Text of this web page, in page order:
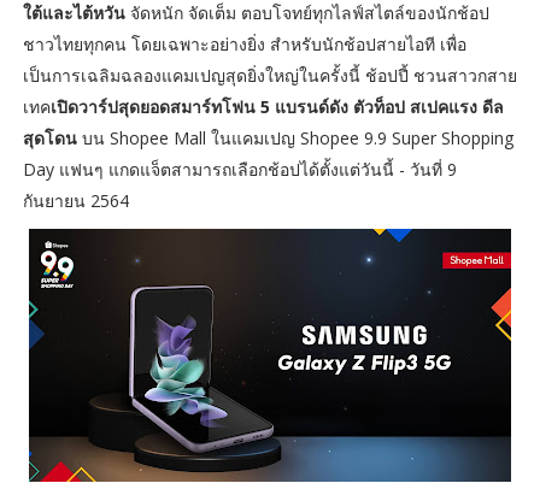
ใต้และไต้หวัน จัดหนัก จัดเต็ม ตอบโจทย์ทุกไลฟ์สไตล์ของนักช้อป
ชาวไทยทุกคน โดยเฉพาะอย่างยิ่ง สำหรับนักช้อปสายไอที เพื่อ
เป็นการเฉลิมฉลองแคมเปญสุดยิ่งใหญ่ในครั้งนี้ ช้อปปี้ ชวนสาวกสาย
เทคเปิดวาร์ปสุดยอดสมาร์ทโฟน 5 แบรนด์ดัง ตัวท็อป สเปคแรง ดีล
สุดโดนบน Shopee Mall ในแคมเปญ Shopee 9.9 Super Shopping
Day แฟนๆ แกดแจ็ตสามารถเลือกช้อปได้ตั้งแต่วันนี้ - วันที่ 9
กันยายน 2564